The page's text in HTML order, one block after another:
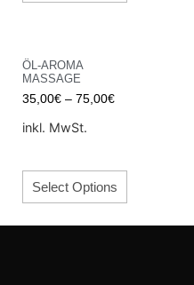
ÖL-AROMA
MASSAGE
35,00€ – 75,00€
inkl. MwSt.
Select Options